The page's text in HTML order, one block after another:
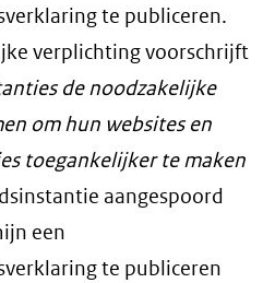
te publiceren.
verplichting voorschrijft
de noodzakelijke
om hun websites en
toegankelijker te maken
aangespoord
een
te publiceren